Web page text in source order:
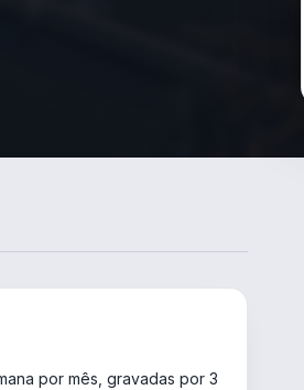
por mês, gravadas por 3